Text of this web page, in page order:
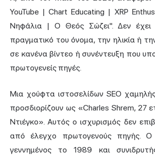
YouTube | Chart Educating | XRP
Νηφάλια | Ο Θεός Σώζει". Δεν έχει
πραγματικό του όνομα, την ηλικία ή
σε κανένα βίντεο ή συνέντευξη που
πρωτογενείς πηγές.
Μια χούφτα ιστοσελίδων SEO
προσδιορίζουν ως «Charles Shrem, 27
Ντιέγκο». Αυτός ο ισχυρισμός δεν
από έλεγχο πρωτογενούς πηγής. Ο
γεννημένος το 1989 και